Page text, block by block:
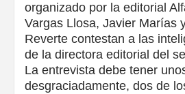
organizado por la editorial
Vargas Llosa, Javier Marías
Reverte contestan a las
de la directora editorial del
La entrevista debe tener
desgraciadamente, dos de